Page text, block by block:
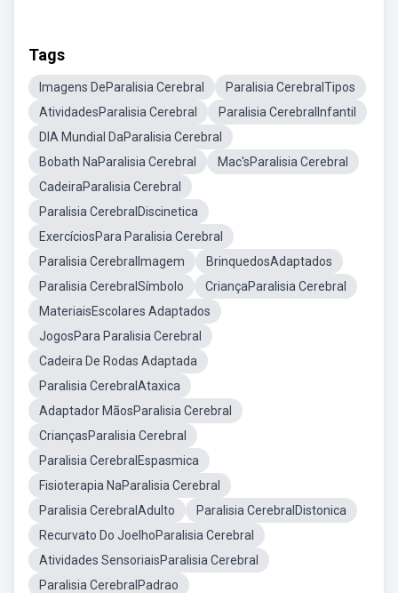
Tags
Imagens DeParalisia Cerebral
Paralisia CerebralTipos
AtividadesParalisia Cerebral
Paralisia CerebralInfantil
DIA Mundial DaParalisia Cerebral
Bobath NaParalisia Cerebral
Mac'sParalisia Cerebral
CadeiraParalisia Cerebral
Paralisia CerebralDiscinetica
ExercíciosPara Paralisia Cerebral
Paralisia CerebralImagem
BrinquedosAdaptados
Paralisia CerebralSímbolo
CriançaParalisia Cerebral
MateriaisEscolares Adaptados
JogosPara Paralisia Cerebral
Cadeira De Rodas Adaptada
Paralisia CerebralAtaxica
Adaptador MãosParalisia Cerebral
CriançasParalisia Cerebral
Paralisia CerebralEspasmica
Fisioterapia NaParalisia Cerebral
Paralisia CerebralAdulto
Paralisia CerebralDistonica
Recurvato Do JoelhoParalisia Cerebral
Atividades SensoriaisParalisia Cerebral
Paralisia CerebralPadrao